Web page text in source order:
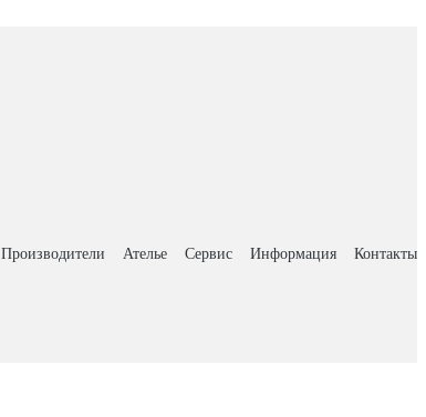
Производители
Ателье Сервис Информация Контакты